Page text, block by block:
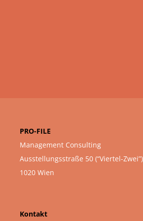
PRO-FILE
Management Consulting
Ausstellungsstraße 50 (“Viertel-Zwei”)
1020 Wien
Kontakt